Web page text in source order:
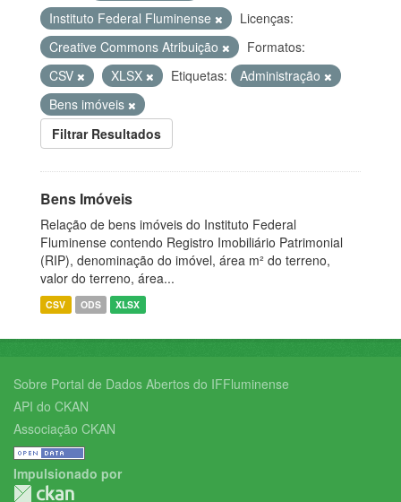
Instituto Federal Fluminense
Licenças:
Creative Commons Atribuição
Formatos:
CSV
XLSX Etiquetas:
Administração
Bens imóveis
Filtrar Resultados
Bens Imóveis
Relação de bens imóveis do Instituto Federal
Fluminense contendo Registro Imobiliário Patrimonial
(RIP), denominação do imóvel, área m² do terreno,
valor do terreno, área...
CSV ODS XLSX
Sobre Portal de Dados Abertos do IFFluminense
API do CKAN
Associação CKAN
Impulsionado por